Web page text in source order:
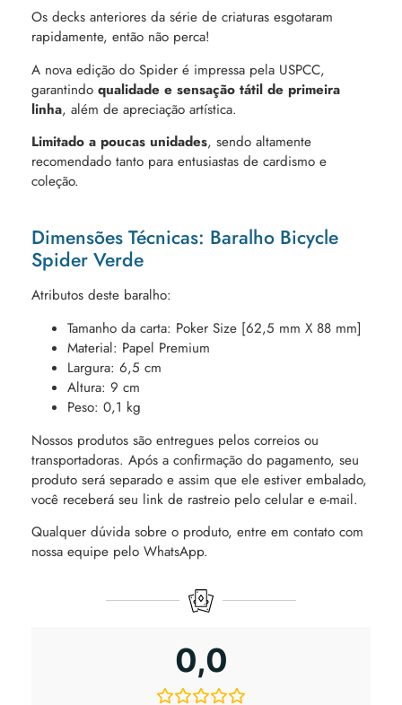
Os decks anteriores da série de criaturas esgotaram
rapidamente, então não perca!
A nova edição do Spider é impressa pela USPCC,
garantindo qualidade e sensação tátil de primeira
linha, além de apreciação artística.
Limitado a poucas unidades, sendo altamente
recomendado tanto para entusiastas de cardismo e
coleção.
Dimensões Técnicas: Baralho Bicycle
Spider Verde
Atributos deste baralho:
Tamanho da carta: Poker Size [62,5 mm X 88 mm]
Material: Papel Premium
Largura: 6,5 cm
Altura: 9 cm
Peso: 0,1 kg
Nossos produtos são entregues pelos correios ou
transportadoras. Após a confirmação do pagamento, seu
produto será separado e assim que ele estiver embalado,
você receberá seu link de rastreio pelo celular e e-mail.
Qualquer dúvida sobre o produto, entre em contato com
nossa equipe pelo WhatsApp.
0,0